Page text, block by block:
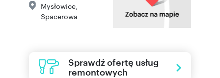
Mysłowice
Spacerowa
Sprawdź ofertę usług
remontowych